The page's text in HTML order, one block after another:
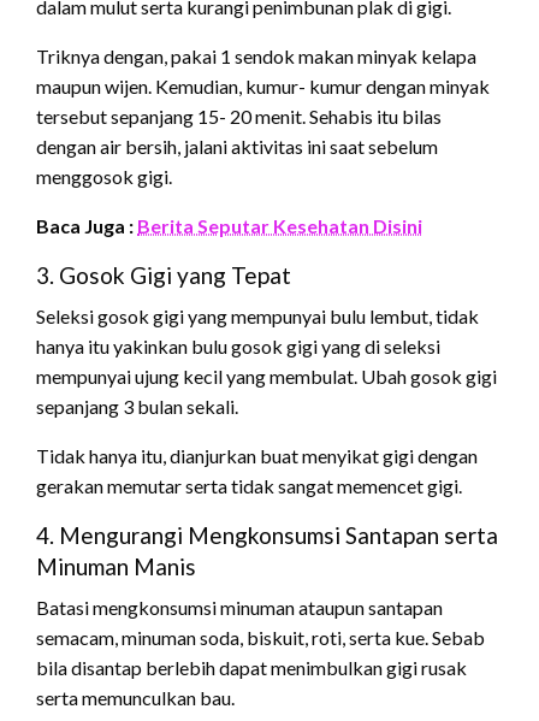
dalam mulut serta kurangi penimbunan plak di gigi.
Triknya dengan, pakai 1 sendok makan minyak kelapa
maupun wijen. Kemudian, kumur- kumur dengan minyak
tersebut sepanjang 15- 20 menit. Sehabis itu bilas
dengan air bersih, jalani aktivitas ini saat sebelum
menggosok gigi.
Baca Juga : Berita Seputar Kesehatan Disini
3. Gosok Gigi yang Tepat
Seleksi gosok gigi yang mempunyai bulu lembut, tidak
hanya itu yakinkan bulu gosok gigi yang di seleksi
mempunyai ujung kecil yang membulat. Ubah gosok gigi
sepanjang 3 bulan sekali.
Tidak hanya itu, dianjurkan buat menyikat gigi dengan
gerakan memutar serta tidak sangat memencet gigi.
4. Mengurangi Mengkonsumsi Santapan serta
Minuman Manis
Batasi mengkonsumsi minuman ataupun santapan
semacam, minuman soda, biskuit, roti, serta kue. Sebab
bila disantap berlebih dapat menimbulkan gigi rusak
serta memunculkan bau.